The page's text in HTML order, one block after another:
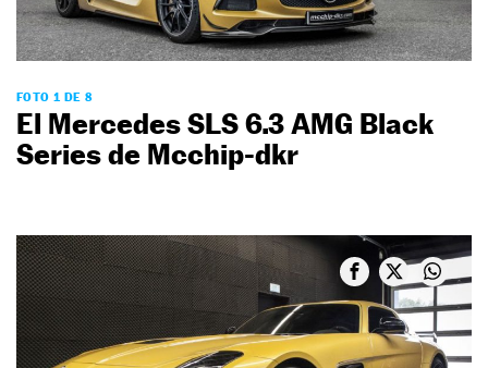
FOTO 1 DE 8
El Mercedes SLS 6.3 AMG Black
Series de Mcchip-dkr